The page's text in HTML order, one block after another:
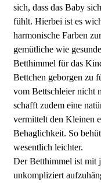
sich, dass das Baby
fühlt. Hierbei ist es
harmonische Farben
gemütliche wie
Betthimmel für das
Bettchen geborgen zu
vom Bettschleier nicht
schafft zudem eine
vermittelt den Kleinen
Behaglichkeit. So
wesentlich leichter.
Der Betthimmel ist mit
unkompliziert